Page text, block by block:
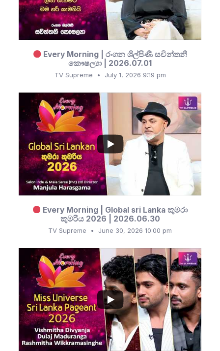
Every Morning | රංගන ශිල්පිණී සචින්තනී
කෞෂල්‍යා | 2026.07.01
TV Supreme July 1, 2026 9:19 pm
...
5
0
Every Morning | Global sri Lanka කුමරා
කුමරිය 2026 | 2026.06.30
TV Supreme June 30, 2026 10:00 pm
...
9
3